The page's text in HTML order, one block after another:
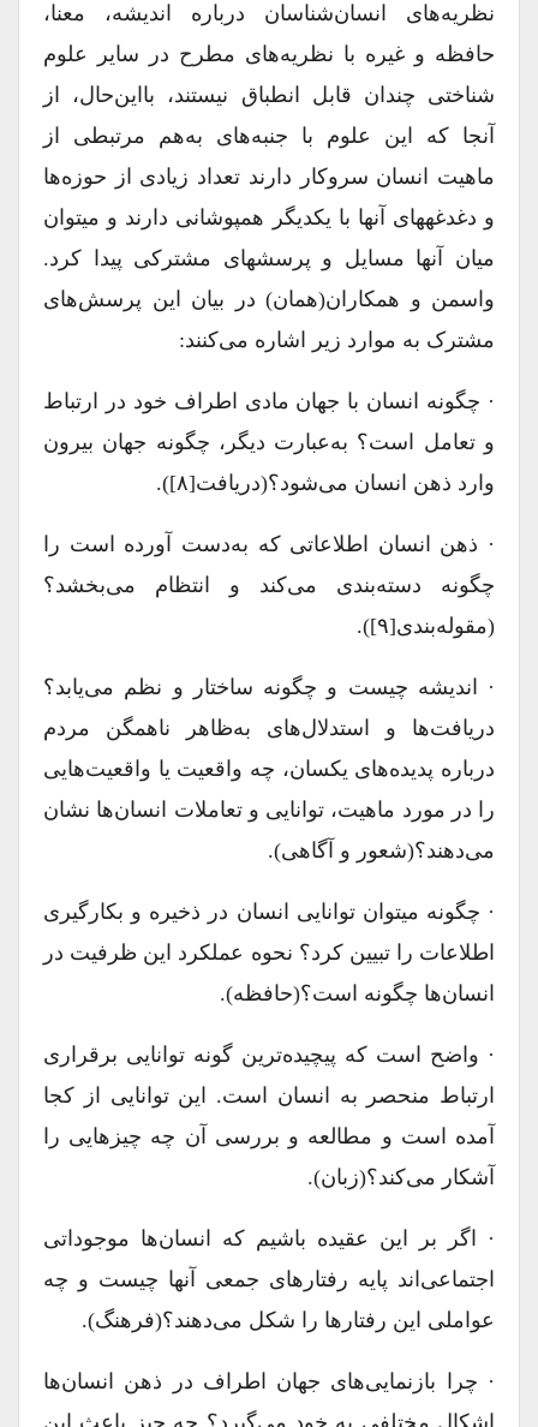
نظریه‌های انسان‌‌شناسان درباره اندیشه، معنا،
حافظه و غیره‌ با نظریه‌های مطرح در سایر علوم‌
شناختی چندان قابل انطباق نیستند، بااین‌حال، از
آنجا که این علوم با جنبه‌های به‌هم مرتبطی از
ماهیت انسان سروکار دارند تعداد زیادی از حوزه‌ها
و دغدغه‎های آنها با یکدیگر همپوشانی دارند و می‎توان
میان آنها مسایل و پرسش‎های مشترکی پیدا کرد.
واسمن و همکاران(همان) در بیان این پرسش‌های
مشترک به موارد زیر اشاره می‌کنند:
· چگونه انسان با جهان مادی اطراف خود در ارتباط
و تعامل است؟ به‌عبارت دیگر، چگونه جهان بیرون
وارد ذهن انسان‌ می‌شود؟(دریافت[۸]).
· ذهن انسان‌ اطلاعاتی که به‌دست آورده است را
چگونه دسته‌بندی می‌کند و انتظام می‌بخشد؟
(مقوله‌بندی[۹]).
· اندیشه چیست و چگونه ساختار و نظم می‌یابد؟
دریافت‌ها و استدلال‌های به‌ظاهر ناهمگن مردم
درباره پدیده‌های یکسان، چه واقعیت یا واقعیت‌هایی
را در مورد ماهیت، توانایی و تعاملات انسان‌‎ها نشان
می‌دهند؟(شعور و آگاهی).
· چگونه می‎توان توانایی انسان در ذخیره و بکارگیری
اطلاعات را تبیین کرد؟ نحوه عملکرد این ظرفیت در
انسان‌ها چگونه است؟(حافظه).
· واضح است که پیچیده‌ترین گونه توانایی برقراری
ارتباط منحصر به انسان است. این توانایی از کجا
آمده است و مطالعه و بررسی آن چه چیزهایی را
آشکار می‌کند؟(زبان).
· اگر بر این عقیده باشیم که انسان‌ها موجوداتی
اجتماعی‌اند پایه رفتارهای جمعی آنها چیست و چه
عواملی این رفتارها را شکل می‌دهند؟(فرهنگ).
· چرا بازنمایی‌های جهان اطراف در ذهن انسان‌ها